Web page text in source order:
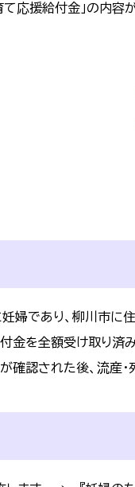
応援給付金」の内容
婦であり、柳川市に
金を全額受け取り済
確認された後、流産